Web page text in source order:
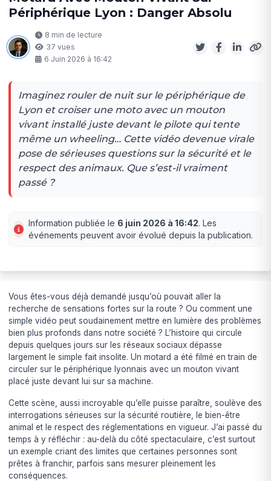
Périphérique Lyon : Danger Absolu
8 min de lecture
37 vues
6 Juin 2026 à 16:42
Imaginez rouler de nuit sur le périphérique de
Lyon et croiser une moto avec un mouton
vivant installé juste devant le pilote qui tente
même un wheeling… Cette vidéo devenue virale
pose de sérieuses questions sur la sécurité et le
respect des animaux. Que s’est-il vraiment
passé ?
Information publiée le 6 juin 2026 à 16:42. Les
événements peuvent avoir évolué depuis la publication.
Vous êtes-vous déjà demandé jusqu’où pouvait aller la
recherche de sensations fortes sur la route ? Ou comment une
simple vidéo peut soudainement mettre en lumière des problèmes
bien plus profonds dans notre société ? L’histoire qui circule
depuis quelques jours sur les réseaux sociaux dépasse
largement le simple fait insolite. Un motard a été filmé en train de
circuler sur le périphérique lyonnais avec un mouton vivant
placé juste devant lui sur sa machine.
Cette scène, aussi incroyable qu’elle puisse paraître, soulève des
interrogations sérieuses sur la sécurité routière, le bien-être
animal et le respect des réglementations en vigueur. J’ai passé du
temps à y réfléchir : au-delà du côté spectaculaire, c’est surtout
un exemple criant des limites que certaines personnes sont
prêtes à franchir, parfois sans mesurer pleinement les
conséquences.